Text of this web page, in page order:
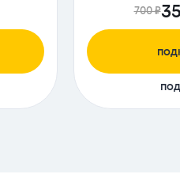
700 ₽